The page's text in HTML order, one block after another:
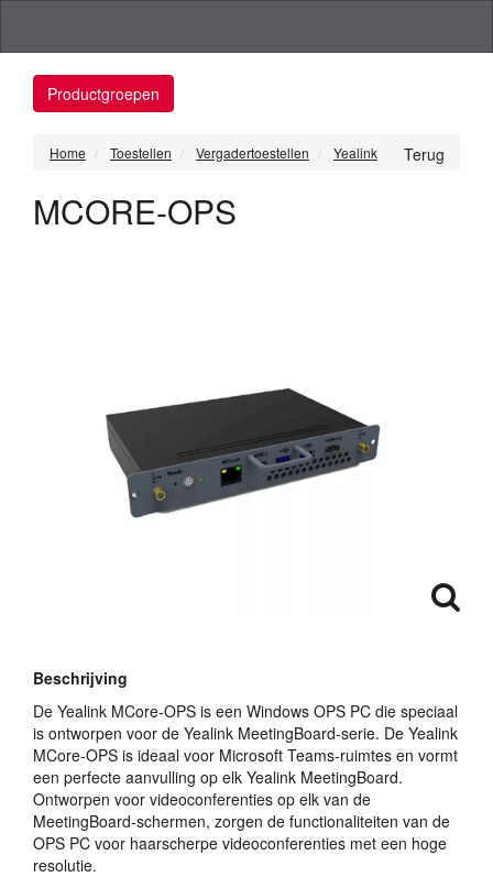
Productgroepen
Terug
Home Toestellen Vergadertoestellen Yealink
MCORE-OPS
Beschrijving
De Yealink MCore-OPS is een Windows OPS PC die speciaal
is ontworpen voor de Yealink MeetingBoard-serie. De Yealink
MCore-OPS is ideaal voor Microsoft Teams-ruimtes en vormt
een perfecte aanvulling op elk Yealink MeetingBoard.
Ontworpen voor videoconferenties op elk van de
MeetingBoard-schermen, zorgen de functionaliteiten van de
OPS PC voor haarscherpe videoconferenties met een hoge
resolutie.